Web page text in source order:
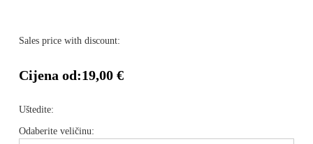
Sales price with discount:
Cijena od:19,00 €
Uštedite:
Odaberite veličinu: